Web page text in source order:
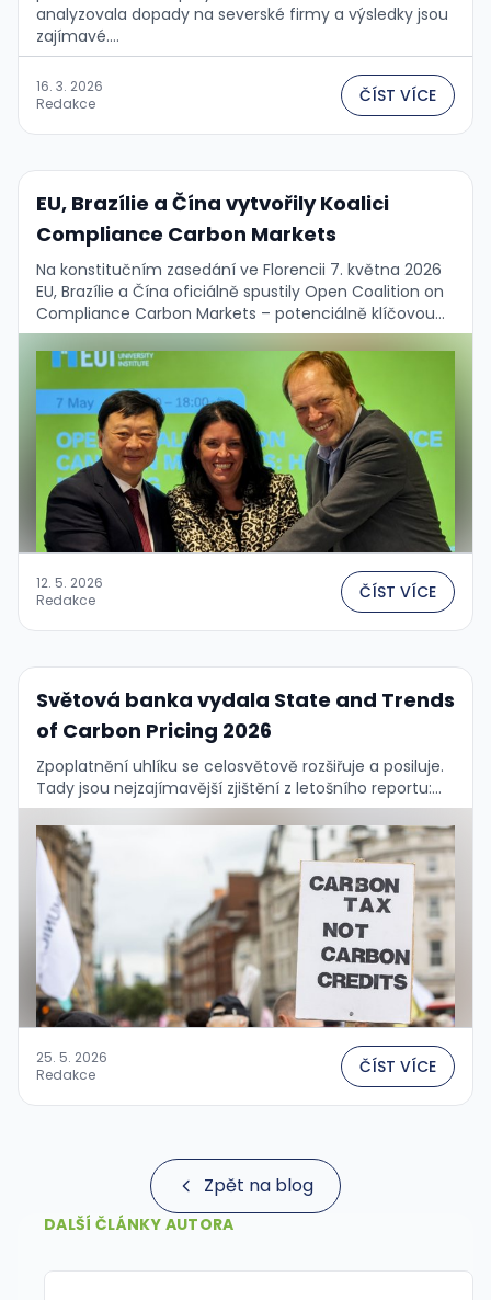
analyzovala dopady na severské firmy a výsledky jsou
zajímavé....
16. 3. 2026
Redakce
ČÍST VÍCE
EU, Brazílie a Čína vytvořily Koalici
Compliance Carbon Markets
Na konstitučním zasedání ve Florencii 7. května 2026
EU, Brazílie a Čína oficiálně spustily Open Coalition on
Compliance Carbon Markets – potenciálně klíčovou
multilaterální klimatickou iniciativu roku. Navazuje na
deklaraci …
12. 5. 2026
Redakce
ČÍST VÍCE
Světová banka vydala State and Trends
of Carbon Pricing 2026
Zpoplatnění uhlíku se celosvětově rozšiřuje a posiluje.
Tady jsou nejzajímavější zjištění z letošního reportu:...
25. 5. 2026
Redakce
ČÍST VÍCE
Zpět na blog
DALŠÍ ČLÁNKY AUTORA